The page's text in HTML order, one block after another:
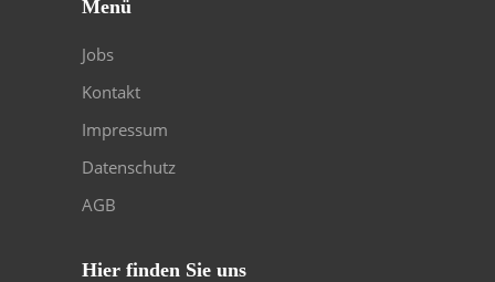
Menü
Jobs
Kontakt
Impressum
Datenschutz
AGB
Hier finden Sie uns